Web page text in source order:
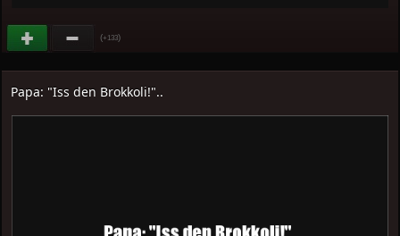
(+133)
Papa: "Iss den Brokkoli!"..